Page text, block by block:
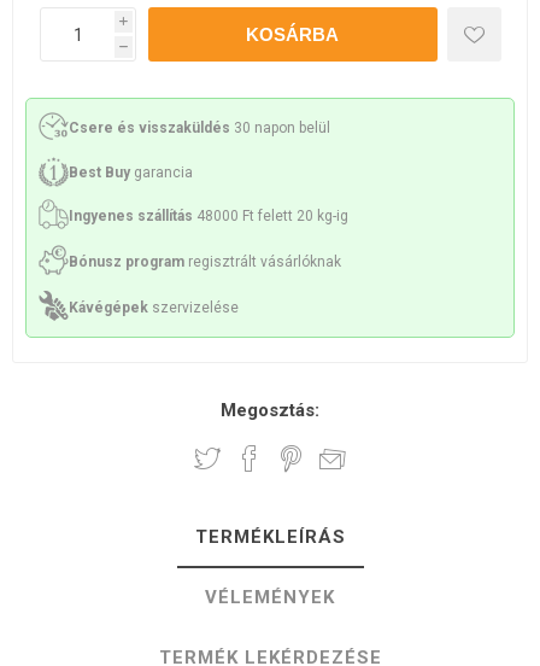
i
h
Csere és visszaküldés 30 napon belül
Best Buy garancia
Ingyenes szállítás 48000 Ft felett 20 kg-ig
Bónusz program regisztrált vásárlóknak
Kávégépek szervizelése
Megosztás:
TERMÉKLEÍRÁS
VÉLEMÉNYEK
TERMÉK LEKÉRDEZÉSE